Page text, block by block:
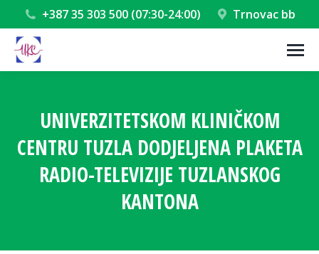
+387 35 303 500 (07:30-24:00) Trnovac bb
UNIVERZITETSKOM KLINIČKOM
CENTRU TUZLA DODJELJENA PLAKETA
RADIO-TELEVIZIJE TUZLANSKOG
KANTONA